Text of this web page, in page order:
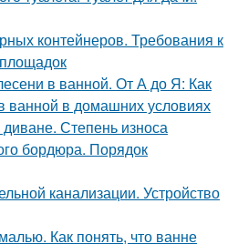
контейнеров. Требования к
в ванной. От А до Я: Как
ванной в домашних условиях
Степень износа
бордюра. Порядок
канализации. Устройство
Как понять, что ванне